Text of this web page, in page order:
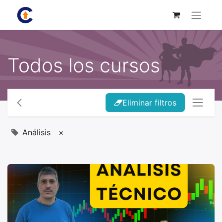
Todos los cursos
Eliminar filtros
Análisis ×